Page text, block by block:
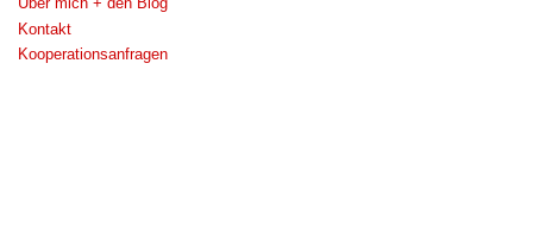
Kontakt
Kooperationsanfragen